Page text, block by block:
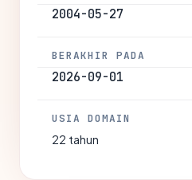
2004-05-27
BERAKHIR PADA
2026-09-01
USIA DOMAIN
22 tahun